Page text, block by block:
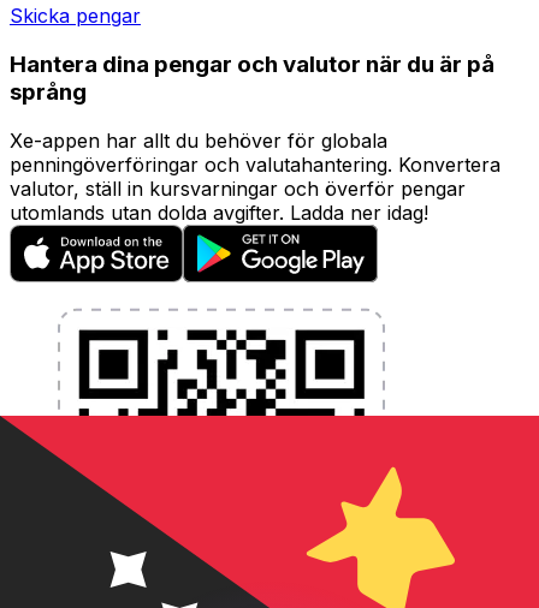
Skicka pengar
Hantera dina pengar och valutor när du är på
språng
Xe-appen har allt du behöver för globala
penningöverföringar och valutahantering. Konvertera
valutor, ställ in kursvarningar och överför pengar
utomlands utan dolda avgifter. Ladda ner idag!